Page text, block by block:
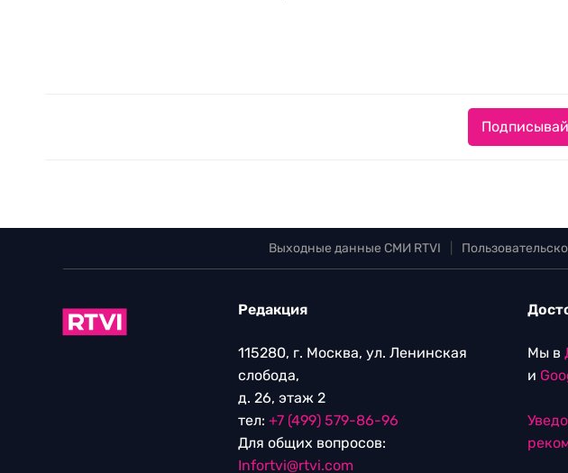
Выходные данные СМИ RTVI
Редакция
115280, г. Москва, ул. Ленинская
слобода,
д. 26, этаж 2
тел: +7 (499) 579-86-96
Для общих вопросов:
Infortvi@rtvi.com
Мы в
и